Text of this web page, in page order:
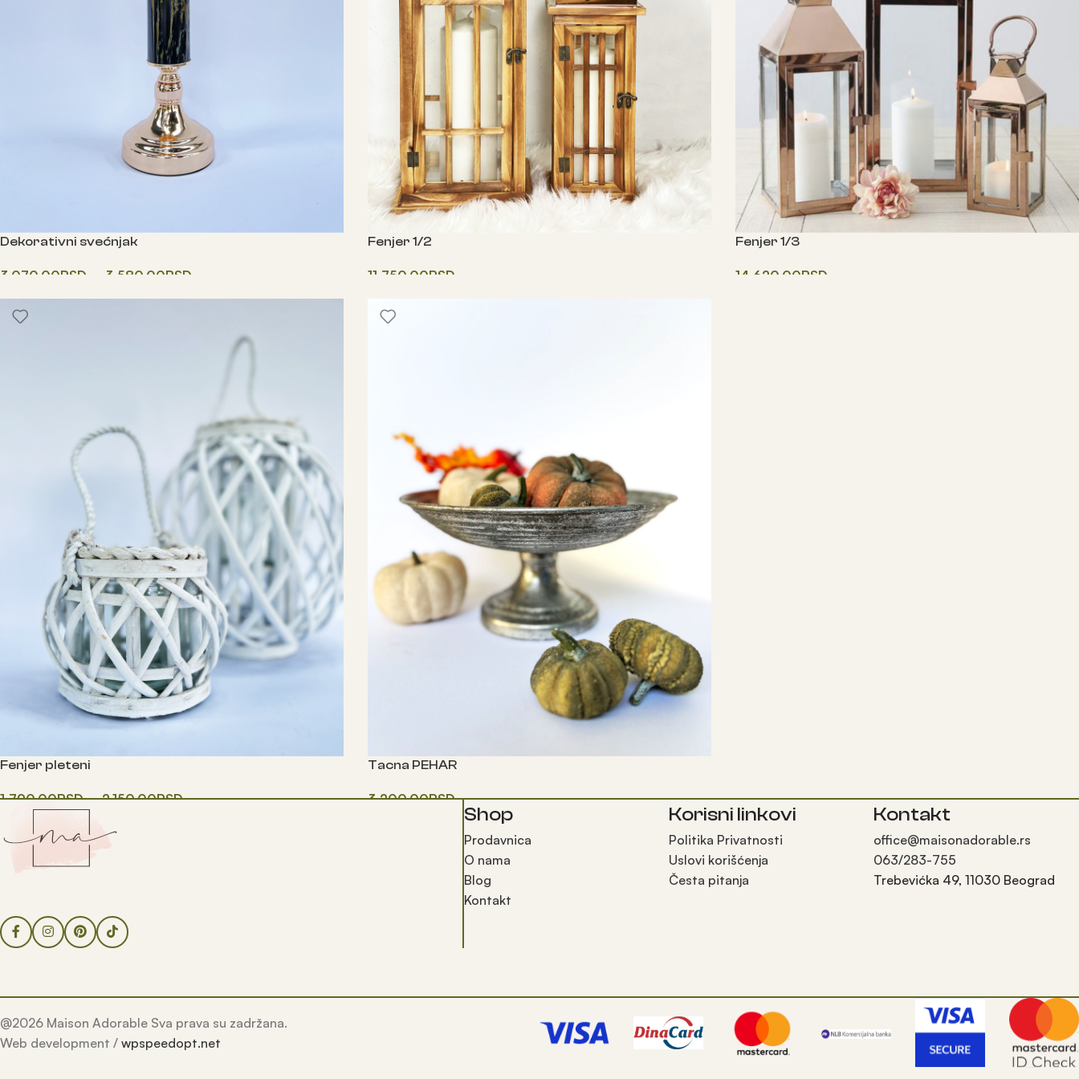
Dekorativni svećnjak
3,070.00RSD 3,580.00RSD
Одаберите опције
Fenjer 1/2
11,750.00RSD
Fenjer 1/3
14,620.00RSD
Fenjer pleteni
1,790.00RSD – 2,150.00RSD
Tacna PEHAR
3,200.00RSD
Shop
Prodavnica
O nama
Blog
Kontakt
Korisni linkovi
Politika Privatnosti
Uslovi korišćenja
Česta pitanja
Kontakt
office@maisonadorable.rs
063/283-755
Trebevićka 49, 11030 Beograd
@2026 Maison Adorable Sva prava su zadržana.
Web development / wpspeedopt.net